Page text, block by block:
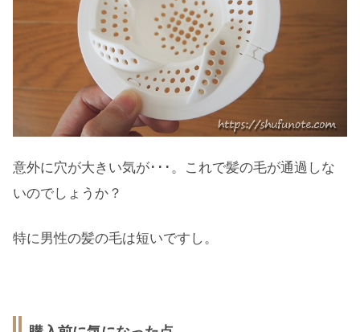
意外に穴が大きい気が･･･。これで髪の毛が通過しな
いのでしょうか？
特に男性の髪の毛は短いですし。